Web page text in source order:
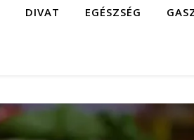
DIVAT EGÉSZSÉG